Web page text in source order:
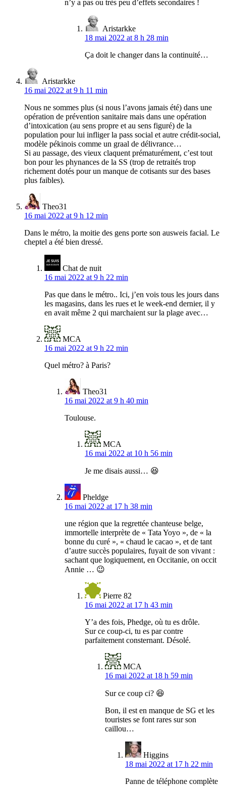
n’y a pas ou très peu d’effets secondaires !
Aristarkke
18 mai 2022 at 8 h 28 min
Ça doit le changer dans la continuité…
Aristarkke
16 mai 2022 at 9 h 11 min
Nous ne sommes plus (si nous l’avons jamais été) dans une
opération de prévention sanitaire mais dans une opération
d’intoxication (au sens propre et au sens figuré) de la
population pour lui infliger la pass social et autre crédit-social,
modèle pékinois comme un graal de délivrance…
Si au passage, des vieux claquent prématurément, c’est tout
bon pour les phynances de la SS (trop de retraités trop
richement dotés pour un manque de cotisants sur des bases
plus faibles).
Theo31
16 mai 2022 at 9 h 12 min
Dans le métro, la moitie des gens porte son ausweis facial. Le
cheptel a été bien dressé.
Chat de nuit
16 mai 2022 at 9 h 22 min
Pas que dans le métro.. Ici, j’en vois tous les jours dans
les magasins, dans les rues et le week-end dernier, il y
en avait même 2 qui marchaient sur la plage avec…
MCA
16 mai 2022 at 9 h 22 min
Quel métro? à Paris?
Theo31
16 mai 2022 at 9 h 40 min
Toulouse.
MCA
16 mai 2022 at 10 h 56 min
Je me disais aussi… 😆
Pheldge
16 mai 2022 at 17 h 38 min
une région que la regrettée chanteuse belge,
immortelle interprète de « Tata Yoyo », de « la
bonne du curé », « chaud le cacao », et de tant
d’autre succès populaires, fuyait de son vivant :
sachant que logiquement, en Occitanie, on occit
Annie … 😉
Pierre 82
16 mai 2022 at 17 h 43 min
Y’a des fois, Phedge, où tu es drôle.
Sur ce coup-ci, tu es par contre
parfaitement consternant. Désolé.
MCA
16 mai 2022 at 18 h 59 min
Sur ce coup ci? 😆
Bon, il est en manque de SG et les
touristes se font rares sur son
caillou…
Higgins
18 mai 2022 at 17 h 22 min
Panne de téléphone complète